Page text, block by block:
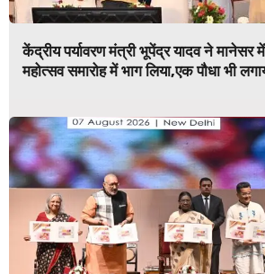
केंद्रीय पर्यावरण मंत्री भूपेंद्र यादव ने मानेसर
महोत्सव समारोह में भाग लिया,एक पौधा भी